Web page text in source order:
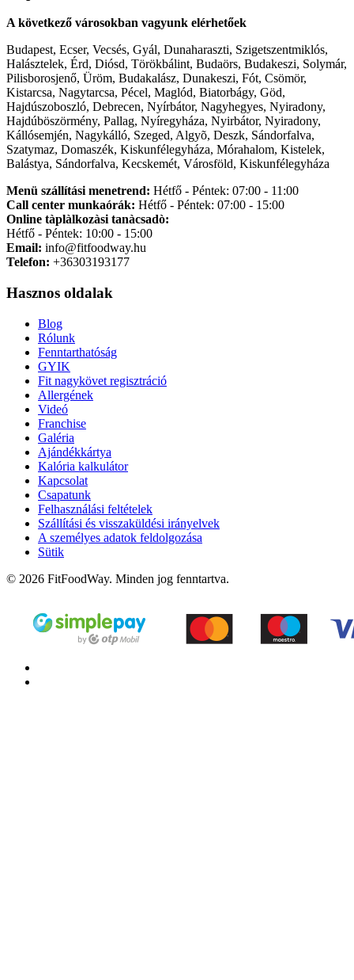
A következő városokban vagyunk elérhetőek
Budapest, Ecser, Vecsés, Gyál, Dunaharaszti, Szigetszentmiklós,
Halásztelek, Érd, Diósd, Törökbálint, Budaörs, Budakeszi, Solymár,
Pilisborosjenő, Üröm, Budakalász, Dunakeszi, Fót, Csömör,
Kistarcsa, Nagytarcsa, Pécel, Maglód, Biatorbágy, Göd,
Hajdúszoboszló, Debrecen, Nyírbátor, Nagyhegyes, Nyiradony,
Hajdúböszörmény, Pallag, Nyíregyháza, Nyirbátor, Nyiradony,
Kállósemjén, Nagykálló, Szeged, Algyõ, Deszk, Sándorfalva,
Szatymaz, Domaszék, Kiskunfélegyháza, Mórahalom, Kistelek,
Balástya, Sándorfalva, Kecskemét, Városföld, Kiskunfélegyháza
Menü szállítási menetrend: Hétfő - Péntek: 07:00 - 11:00
Call center munkaórák: Hétfő - Péntek: 07:00 - 15:00
Online tàplàlkozàsi tanàcsadò:
Hétfő - Péntek: 10:00 - 15:00
Email: info@fitfoodway.hu
Telefon: +36303193177
Hasznos oldalak
Blog
Rólunk
Fenntarthatóság
GYIK
Fit nagykövet regisztráció
Allergének
Videó
Franchise
Galéria
Ajándékkártya
Kalória kalkulátor
Kapcsolat
Csapatunk
Felhasználási feltételek
Szállítási és visszaküldési irányelvek
A személyes adatok feldolgozása
Sütik
© 2026 FitFoodWay. Minden jog fenntartva.